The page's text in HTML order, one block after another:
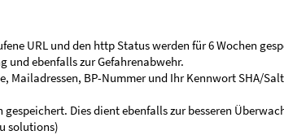
URL und den http Status werden für 6 Wochen
und ebenfalls zur Gefahrenabwehr.
Mailadressen, BP-Nummer und Ihr Kennwort SHA/Salt
Dies dient ebenfalls zur besseren
solutions)